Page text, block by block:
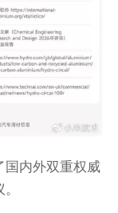
国内外双重权威